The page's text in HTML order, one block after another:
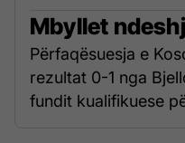
Mbyllet
Përfaqësuesja e
rezultat 0-1 nga
fundit kualifikuese